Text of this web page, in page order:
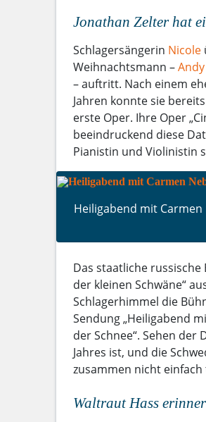
Jonathan Zelter hat
Schlagersängerin Nicole
Weihnachtsmann –
– auftritt. Nach einem
Jahren konnte sie
erste Oper. Ihre Oper
beeindruckend diese
Pianistin und Violinistin
Heiligabend mit Carmen
Das staatliche
der kleinen Schwäne“
Schlagerhimmel die
Sendung „Heiligabend
der Schnee“. Sehen der
Jahres ist, und die
zusammen nicht
Waltraut Hass